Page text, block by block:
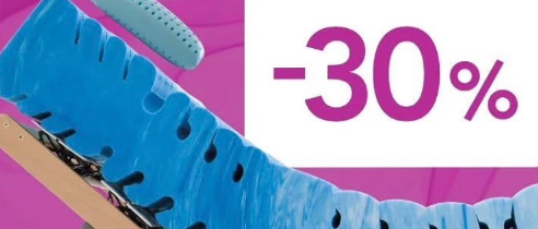
Palace Palace rettangolare
estensibile